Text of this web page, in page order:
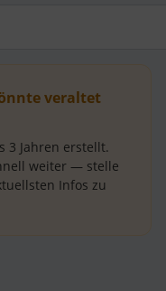
veraltet
3 Jahren erstellt.
weiter — stelle
Infos zu